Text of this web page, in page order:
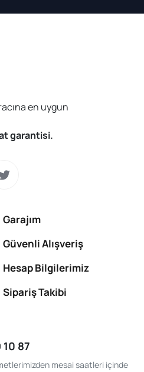
en uygun
garantisi.
Garajım
Güvenli Alışveriş
Hesap Bilgilerimiz
Sipariş Takibi
10 87
mesai saatleri içinde